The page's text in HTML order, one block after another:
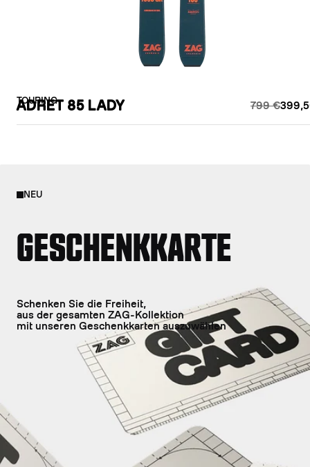
TOURING
ADRET 85 LADY 799 €
NEU
GESCHENKKARTE
Schenken Sie die Freiheit,
aus der gesamten ZAG-Kollektion
mit unseren Geschenkkarten auszuwählen